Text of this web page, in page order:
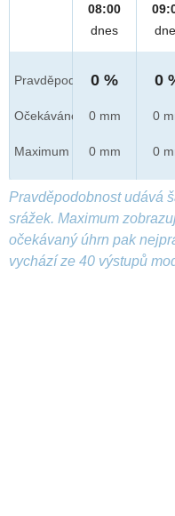
Pravděpod.
Očekáváno
Maximum
08:00
dnes
0 %
0 mm
0 mm
0
0
0
Pravděpodobnost udává
srážek. Maximum
očekávaný úhrn pak
vychází ze 40 výstupů